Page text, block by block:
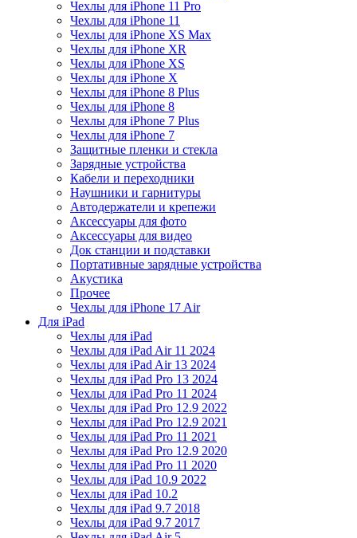
Чехлы для iPhone 11 Pro
Чехлы для iPhone 11
Чехлы для iPhone XS Max
Чехлы для iPhone XR
Чехлы для iPhone XS
Чехлы для iPhone X
Чехлы для iPhone 8 Plus
Чехлы для iPhone 8
Чехлы для iPhone 7 Plus
Чехлы для iPhone 7
Защитные пленки и стекла
Зарядные устройства
Кабели и переходники
Наушники и гарнитуры
Автодержатели и крепежи
Аксессуары для фото
Аксессуары для видео
Док станции и подставки
Портативные зарядные устройства
Акустика
Прочее
Чехлы для iPhone 17 Air
Для iPad
Чехлы для iPad
Чехлы для iPad Air 11 2024
Чехлы для iPad Air 13 2024
Чехлы для iPad Pro 13 2024
Чехлы для iPad Pro 11 2024
Чехлы для iPad Pro 12.9 2022
Чехлы для iPad Pro 12.9 2021
Чехлы для iPad Pro 11 2021
Чехлы для iPad Pro 12.9 2020
Чехлы для iPad Pro 11 2020
Чехлы для iPad 10.9 2022
Чехлы для iPad 10.2
Чехлы для iPad 9.7 2018
Чехлы для iPad 9.7 2017